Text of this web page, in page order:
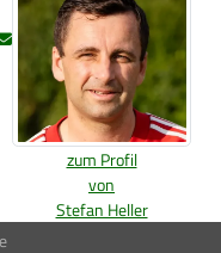
zum Profil
von
Stefan Heller